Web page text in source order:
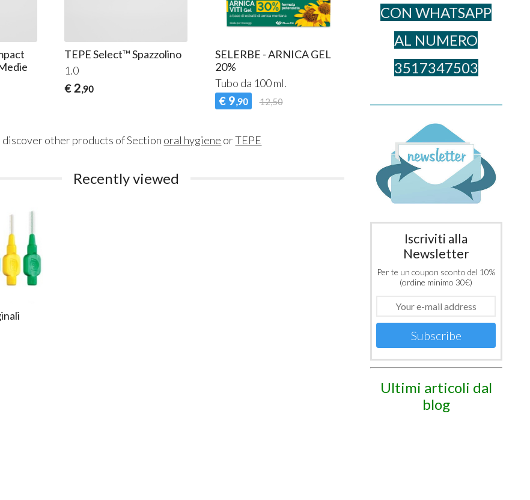
TEPE Select™ Spazzolino
1.0
€ 2,90
SELERBE - ARNICA GEL
20%
Tubo da 100 ml.
€ 9,90 12,50
discover other products of Section oral hygiene orTEPE
Recently viewed
CON WHATSAPP
AL NUME​RO
3517347503
Iscriviti alla
Newsletter
Per te un coupon sconto del 10%
(ordine minimo 30€)
Subscribe
Ultimi articoli dal
blog